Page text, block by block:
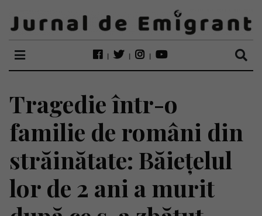
Tragedie într-o
familie de români din
străinătate: Băiețelul
lor de 2 ani a murit